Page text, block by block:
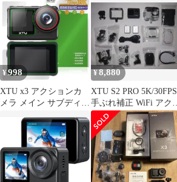
クリリース ショルダー
ベスト クリップ マウン
ト ホルダー ブラケット
アダプター ハンズフリ
ー POV 動画撮影 装備
アクセサリー (チェス
トストラップ) 0
¥998
XTU x3 アクションカ
メラ メイン サブディス
ルム OverLay Plus Lite
高精細液晶対応 アンチ
グレア 指紋防止
¥8,880
XTU S2 PRO 5K/30FPS
手ぶれ補正 WiFi アクシ
ョンカメラ